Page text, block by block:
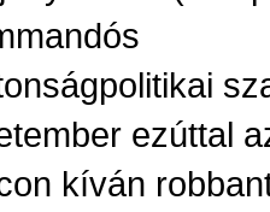
ezúttal
kíván